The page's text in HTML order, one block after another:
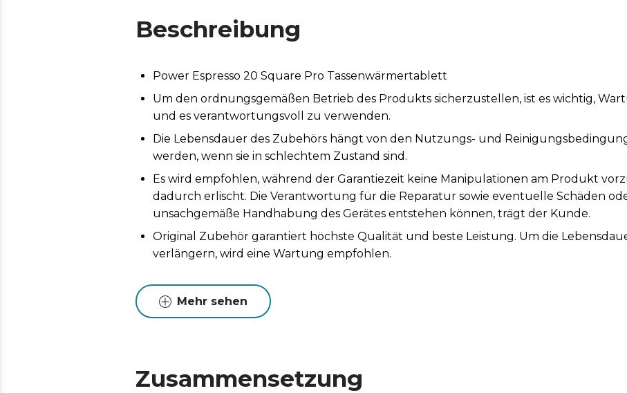
Beschreibung
Power Espresso 20 Square Pro Tassenwärmertablett
Um den ordnungsgemäßen Betrieb des Produkts sicherzustellen, ist es wichtig,
und es verantwortungsvoll zu verwenden.
Die Lebensdauer des Zubehörs hängt von den Nutzungs- und
werden, wenn sie in schlechtem Zustand sind.
Es wird empfohlen, während der Garantiezeit keine Manipulationen am Produkt
dadurch erlischt. Die Verantwortung für die Reparatur sowie eventuelle Schäden
unsachgemäße Handhabung des Gerätes entstehen können, trägt der Kunde.
Original Zubehör garantiert höchste Qualität und beste Leistung. Um die
verlängern, wird eine Wartung empfohlen.
Mehr sehen
Zusammensetzung